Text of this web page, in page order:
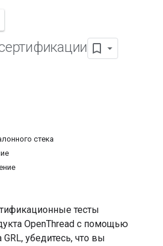
стека
тесты
OpenThread с помощью
убедитесь, что вы